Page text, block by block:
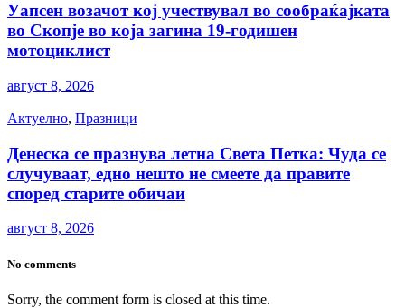
Уапсен возачот кој учествувал во сообраќајката
во Скопје во која загина 19-годишен
мотоциклист
август 8, 2026
Актуелно, Празници
Денеска се празнува летна Света Петка: Чуда се
случуваат, едно нешто не смеете да правите
според старите обичаи
август 8, 2026
No comments
Sorry, the comment form is closed at this time.